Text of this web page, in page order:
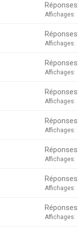
Réponses
Affichages
Réponses
Affichages
Réponses
Affichages
Réponses
Affichages
Réponses
Affichages
Réponses
Affichages
Réponses
Affichages
Réponses
Affichages